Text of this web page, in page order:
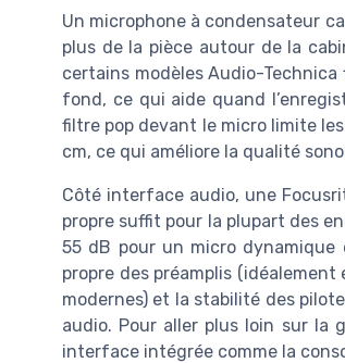
Un microphone à condensateur
plus de la pièce autour de la
certains modèles Audio-
fond, ce qui aide quand
filtre pop devant le micro limite
cm, ce qui améliore la qualité
Côté interface audio, une
propre suffit pour la plupart des
55 dB pour un micro dynamique
propre des préamplis
modernes) et la stabilité des
audio. Pour aller plus loin sur la
interface intégrée comme la